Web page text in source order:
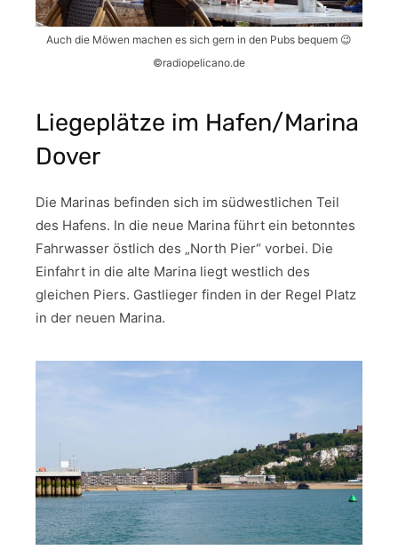
Auch die Möwen machen es sich gern in den Pubs bequem 😉
©radiopelicano.de
Liegeplätze im Hafen/Marina
Dover
Die Marinas befinden sich im südwestlichen Teil
des Hafens. In die neue Marina führt ein betonntes
Fahrwasser östlich des „North Pier“ vorbei. Die
Einfahrt in die alte Marina liegt westlich des
gleichen Piers. Gastlieger finden in der Regel Platz
in der neuen Marina.